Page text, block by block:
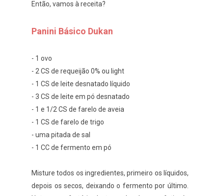
Então, vamos à receita?
Panini Básico Dukan
- 1 ovo
- 2 CS de requeijão 0% ou light
- 1 CS de leite desnatado líquido
- 3 CS de leite em pó desnatado
- 1 e 1/2 CS de farelo de aveia
- 1 CS de farelo de trigo
- uma pitada de sal
- 1 CC de fermento em pó
Misture todos os ingredientes, primeiro os líquidos,
depois os secos, deixando o fermento por último.